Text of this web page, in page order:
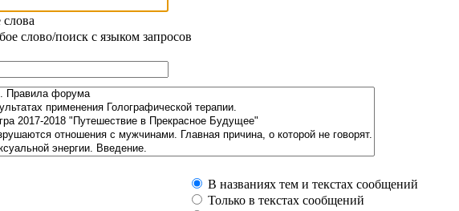
слова
слово/поиск с языком запросов
В названиях тем и текстах сообщений
Только в текстах сообщений